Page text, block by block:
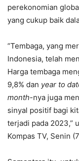
perekonomian
yang cukup baik
“Tembaga, yang
Indonesia, telah
Harga tembaga
9,8% dan year to
month-nya juga
sinyal positif bagi
terjadi pada 2023,”
Kompas TV, Senin